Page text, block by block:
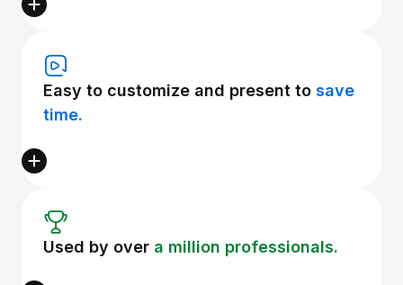
Easy to customize and present to save
time.
Used by over a million professionals.